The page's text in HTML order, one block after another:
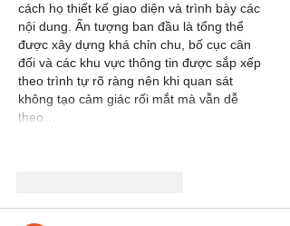
cách họ thiết kế giao diện và trình bày các
nội dung. Ấn tượng ban đầu là tổng thể
được xây dựng khá chỉn chu, bố cục cân
đối và các khu vực thông tin được sắp xếp
theo trình tự rõ ràng nên khi quan sát
không tạo cảm giác rối mắt mà vẫn dễ
theo…